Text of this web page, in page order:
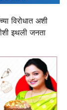
विरोधात अशी
इथली जनता